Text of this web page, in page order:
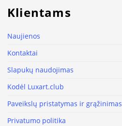
Klientams
Naujienos
Kontaktai
Slapukų naudojimas
Kodėl Luxart.club
Paveikslų pristatymas ir grąžinimas
Privatumo politika